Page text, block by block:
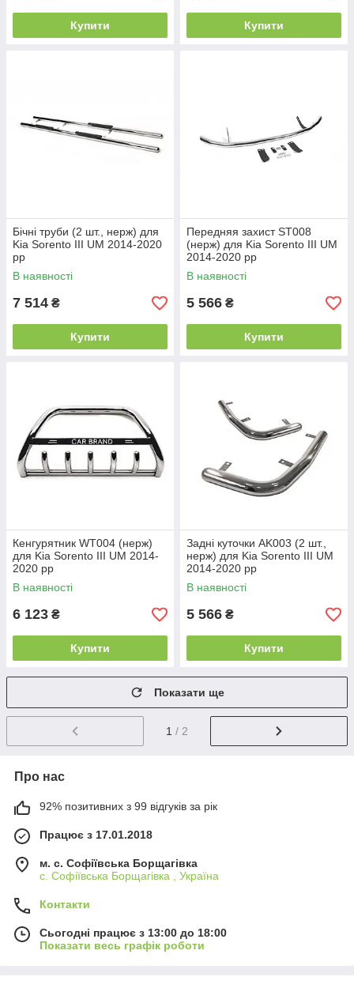
Купити Купити
Бічні труби (2 шт., нерж) для
Kia Sorento III UM 2014-2020
рр
В наявності
7 514 ₴
Купити
Передняя захист ST008
(нерж) для Kia Sorento III UM
2014-2020 рр
В наявності
5 566 ₴
Купити
Кенгурятник WT004 (нерж)
для Kia Sorento III UM 2014-
2020 рр
В наявності
6 123 ₴
Купити
Задні куточки AK003 (2 шт.,
нерж) для Kia Sorento III UM
2014-2020 рр
В наявності
5 566 ₴
Купити
Показати ще
1 / 2
Про нас
92% позитивних з 99 відгуків за рік
Працює з 17.01.2018
м. c. Софіївська Борщагівка
c. Софіївська Борщагівка , Україна
Контакти
Сьогодні працює з 13:00 до 18:00
Показати весь графік роботи